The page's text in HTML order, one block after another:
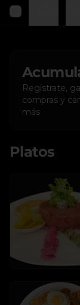
Regístrate,
compras y
más
Platos